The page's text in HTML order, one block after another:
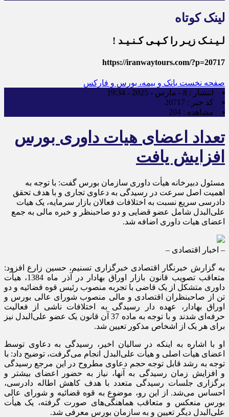
لینک کوتاه
لـیـنـک زیـر را کـپـی کـنـیـد !
https://iranwaytours.com/?p=20717
صفحه نخست بانک و بیمه، بورس و فارکس
انتشار : 8 - مارس - 2025 - 19:34
کد خبر : 20717
مشاهده : 204
تعداد اعضای هیات داوری بورس
افزایش یافت
مسئول دبیرخانه هیأت داوری سازمان بورس گفت: با توجه به
اهمیت اصل سرعت در رسیدگی به دعاوی تجاری و با هدف تحقق
دادرسی سریع نسبت به اختلافات فعالان بازار سرمایه، یک هیات
علی‌البدل شامل عضو قضایی و دو صاحبنظر و خبره مالی به جمع
اعضای هیات داوری اضافه شد.
– اخبار اقتصادی –
به گزارش خبرنگار اقتصادی خبرگزاری تسنیم، حسین زارع افزود:
متعاقب تصویب قانون بازار اوراق بهادار در آذر ماه 1384، هیأت
داوری متشکل از یک قاضی با تجربه منصوب رئیس قوه قضائیه و دو
تن از صاحبنظران اقتصادی و مالی منصوب شورای عالی بورس و
اوراق بهادار، عهده دار رسیدگی به اختلافات ناشی از فعالیت
حرفه‌ای شدند و با توجه به ماده 37 آن قانون یک عضو علی‌البدل نیز
برای هر یک از اشخاص مذکور تعیین شد.
او با اشاره به اینکه در سالیان اخیر، رسیدگی به دعاوی توسط
اعضای هیأت اصلی و هیأت علی‌البدل انجام می‌گرفت، توضیح داد: با
توجه به رشد قابل توجه حجم دعاوی مطروح در این مرجع رسیدگی
و افزایش زمان رسیدگی به آنها، نیاز به حضور اعضای بیشتر و
برگزاری جلسات رسیدگی متعدد با هدف کاهش اطاله دادرسی،
احساس می‌شد. از این رو، موضوع به قوه قضائیه و شورای عالی
بورس منعکس و متعاقب هماهنگی‌های صورت گرفته، یک هیأت
علی‌البدل دیگر تعیین و به سازمان بورس معرفی شد.